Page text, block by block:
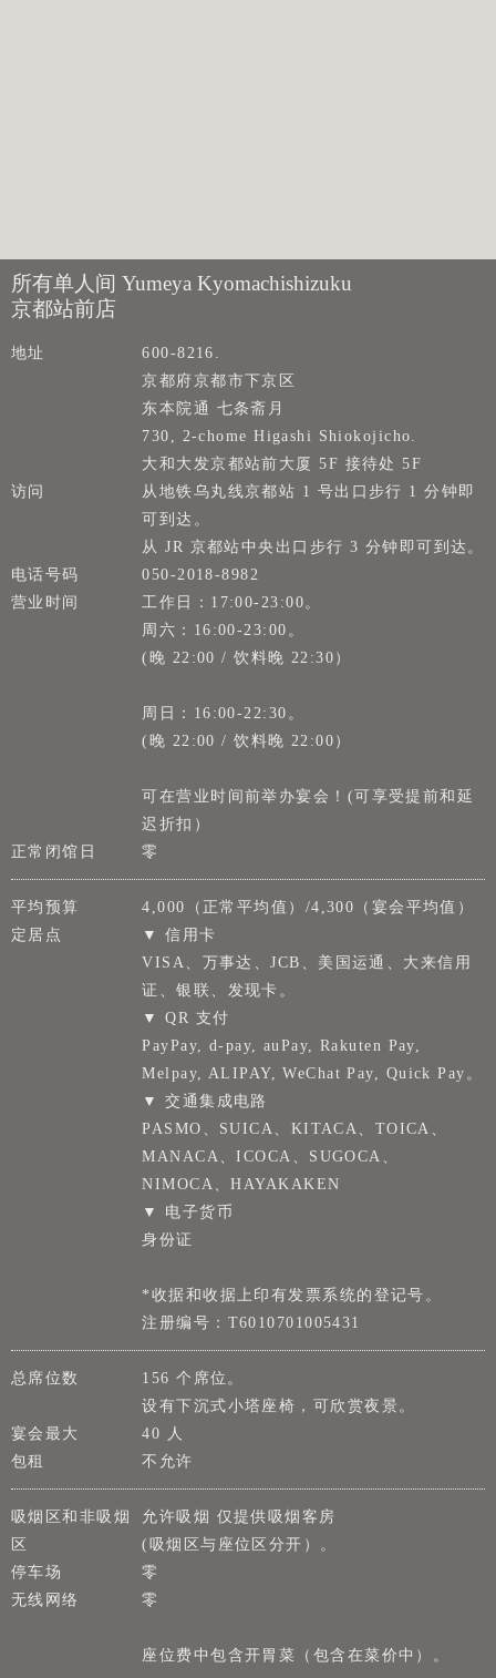
所有单人间 Yumeya Kyomachishizuku
京都站前店
地址
600-8216.
京都府京都市下京区
东本院通 七条斋月
730, 2-chome Higashi Shiokojicho.
大和大发京都站前大厦 5F 接待处 5F
访问
从地铁乌丸线京都站 1 号出口步行 1 分钟即
可到达。
从 JR 京都站中央出口步行 3 分钟即可到达。
电话号码
050-2018-8982
营业时间
工作日：17:00-23:00。
周六：16:00-23:00。
(晚 22:00 / 饮料晚 22:30）
周日：16:00-22:30。
(晚 22:00 / 饮料晚 22:00）
可在营业时间前举办宴会！(可享受提前和延
迟折扣）
正常闭馆日
零
平均预算
4,000（正常平均值）/4,300（宴会平均值）
定居点
▼ 信用卡
VISA、万事达、JCB、美国运通、大来信用
证、银联、发现卡。
▼ QR 支付
PayPay, d-pay, auPay, Rakuten Pay,
Melpay, ALIPAY, WeChat Pay, Quick Pay。
▼ 交通集成电路
PASMO、SUICA、KITACA、TOICA、
MANACA、ICOCA、SUGOCA、
NIMOCA、HAYAKAKEN
▼ 电子货币
身份证
*收据和收据上印有发票系统的登记号。
注册编号：T6010701005431
总席位数
156 个席位。
设有下沉式小塔座椅，可欣赏夜景。
宴会最大
40 人
包租
不允许
吸烟区和非吸烟
区
允许吸烟 仅提供吸烟客房
(吸烟区与座位区分开）。
停车场
零
无线网络
零
座位费中包含开胃菜（包含在菜价中）。